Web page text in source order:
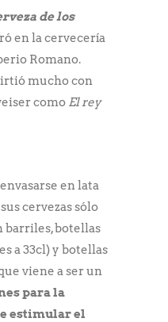
de los
en la cervecería
Romano.
mucho con
como El rey
en lata
cervezas sólo
barriles, botellas
a 33cl) y botellas
viene a ser un
para la
estimular el